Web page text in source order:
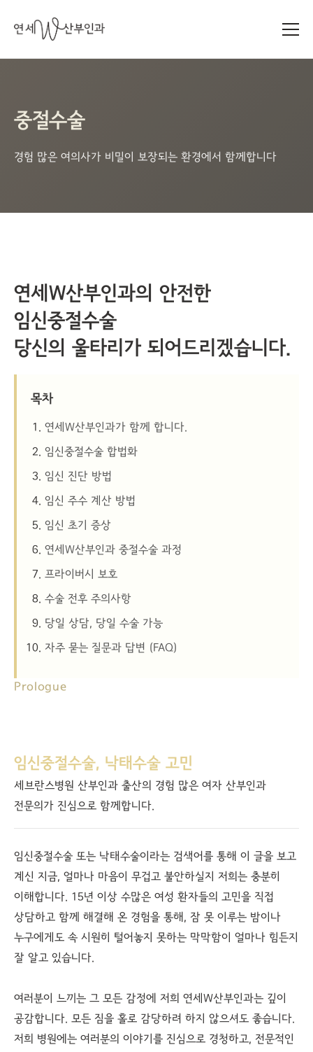
중절수술
경험 많은 여의사가 비밀이 보장되는 환경에서 함께합니다
연세W산부인과의 안전한
임신중절수술
당신의 울타리가 되어드리겠습니다.
목차
연세W산부인과가 함께 합니다.
임신중절수술 합법화
임신 진단 방법
임신 주수 계산 방법
임신 초기 증상
연세W산부인과 중절수술 과정
프라이버시 보호
수술 전후 주의사항
당일 상담, 당일 수술 가능
자주 묻는 질문과 답변 (FAQ)
Prologue
임신중절수술, 낙태수술 고민
세브란스병원 산부인과 출산의 경험 많은 여자 산부인과
전문의가 진심으로 함께합니다.
임신중절수술 또는 낙태수술이라는 검색어를 통해 이 글을 보고
계신 지금, 얼마나 마음이 무겁고 불안하실지 저희는 충분히
이해합니다. 15년 이상 수많은 여성 환자들의 고민을 직접
상담하고 함께 해결해 온 경험을 통해, 잠 못 이루는 밤이나
누구에게도 속 시원히 털어놓지 못하는 막막함이 얼마나 힘든지
잘 알고 있습니다.
여러분이 느끼는 그 모든 감정에 저희 연세W산부인과는 깊이
공감합니다. 모든 짐을 홀로 감당하려 하지 않으셔도 좋습니다.
저희 병원에는 여러분의 이야기를 진심으로 경청하고, 전문적인